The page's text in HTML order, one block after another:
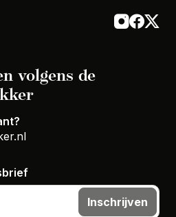
volgens de
Inschrijven